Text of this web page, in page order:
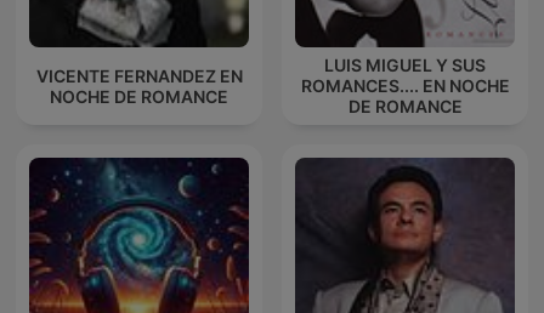
VICENTE FERNANDEZ EN
NOCHE DE ROMANCE
LUIS MIGUEL Y SUS
ROMANCES.... EN NOCHE
DE ROMANCE